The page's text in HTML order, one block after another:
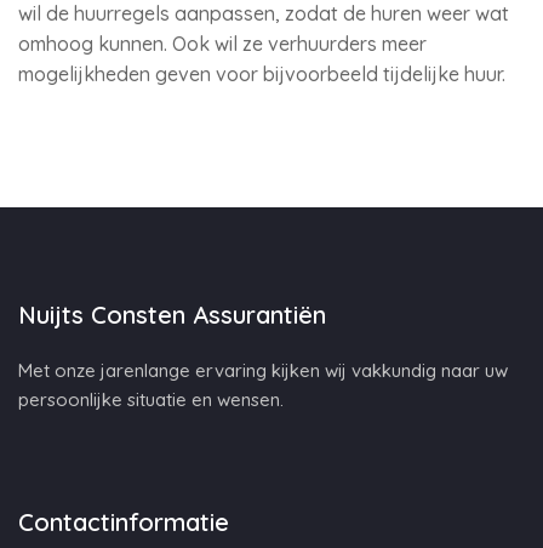
wil de huurregels aanpassen, zodat de huren weer wat
omhoog kunnen. Ook wil ze verhuurders meer
mogelijkheden geven voor bijvoorbeeld tijdelijke huur.
Nuijts Consten Assurantiën
Met onze jarenlange ervaring kijken wij vakkundig naar uw
persoonlijke situatie en wensen.
Contactinformatie